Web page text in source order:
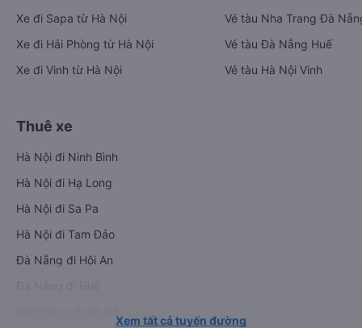
Xe đi Sapa từ Hà Nội
Xe đi Hải Phòng từ Hà Nội
Xe đi Vinh từ Hà Nội
Vé tàu Nha Trang Đà
Vé tàu Đà Nẵng Huế
Vé tàu Hà Nội Vinh
Thuê xe
Hà Nội đi Ninh Bình
Hà Nội đi Hạ Long
Hà Nội đi Sa Pa
Hà Nội đi Tam Đảo
Đà Nẵng đi Hội An
Xem tất cả tuyến đường